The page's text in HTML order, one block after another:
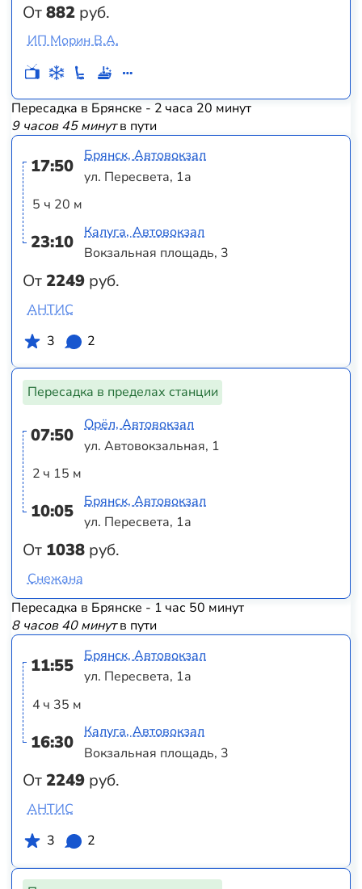
От882 руб.
ИП Морин В.А.
Пересадка в Брянске - 2 часа 20 минут
9 часов 45 минутв пути
17:50
5 ч 20 м
23:10
От2249 руб.
Брянск, Автовокзал
ул. Пересвета, 1а
Калуга, Автовокзал
Вокзальная площадь, 3
АНТИС
3
2
Пересадка в пределах станции
07:50
2 ч 15 м
10:05
От 1038 руб.
Орёл, Автовокзал
ул. Автовокзальная, 1
Брянск, Автовокзал
ул. Пересвета, 1а
Снежана
Пересадка в Брянске - 1 час 50 минут
8 часов 40 минутв пути
11:55
4 ч 35 м
16:30
От2249 руб.
Брянск, Автовокзал
ул. Пересвета, 1а
Калуга, Автовокзал
Вокзальная площадь, 3
АНТИС
3
2